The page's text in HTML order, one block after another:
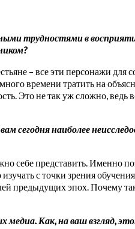
трудностями в
– все эти персонажи
времени тратить на
Это не так уж сложно,
сегодня наиболее
себе представить. Именно
с точки зрения
предыдущих эпох. Почему
медиа. Как, на ваш взгляд,